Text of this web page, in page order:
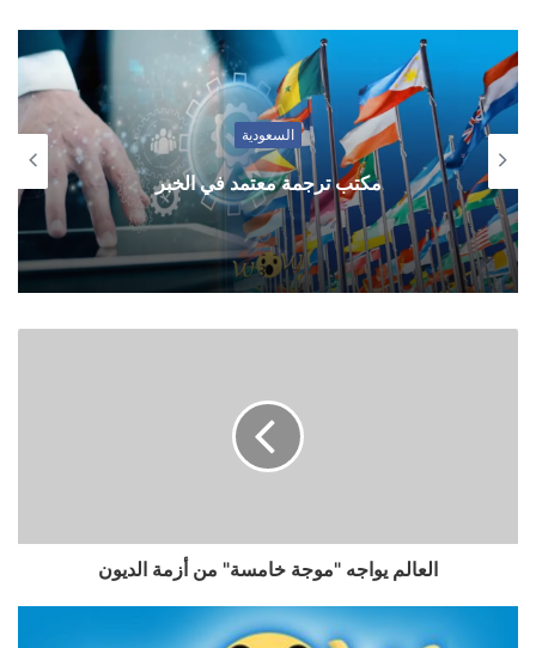
السعودية
مكتب ترجمة معتمد في الخبر
العالم يواجه "موجة خامسة" من أزمة الديون